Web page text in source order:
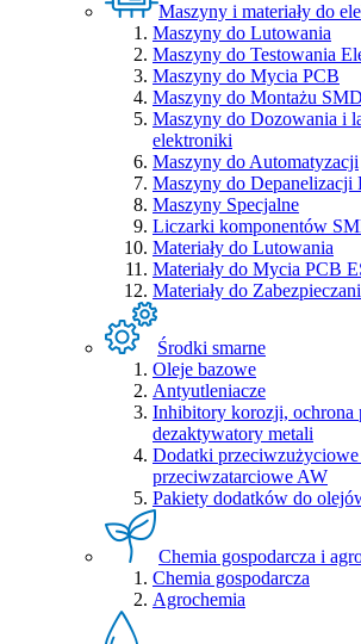
Maszyny i materiały do
Maszyny do Lutowania
Maszyny do Testowania
Maszyny do Mycia PCB
Maszyny do Montażu SMD
Maszyny do Dozowania i
elektroniki
Maszyny do Automatyzacji
Maszyny do Depanelizacji
Maszyny Specjalne
Liczarki komponentów
Materiały do Lutowania
Materiały do Mycia PCB
Materiały do
Środki smarne
Oleje bazowe
Antyutleniacze
Inhibitory korozji, ochrona
dezaktywatory metali
Dodatki
przeciwzatarciowe AW
Pakiety dodatków do
Chemia gospodarcza i
Chemia gospodarcza
Agrochemia